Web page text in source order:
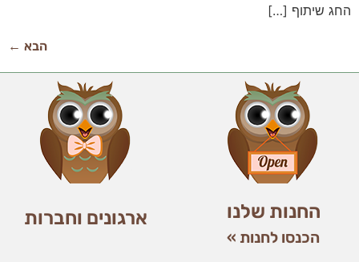
החג שיתוף […]
הבא ←
החנות שלנו
הכנסו לחנות »
ארגונים וחברות